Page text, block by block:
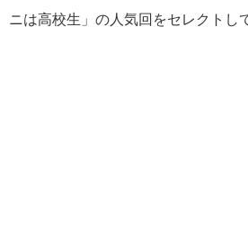
ニは高校生」の人気回をセレクトし